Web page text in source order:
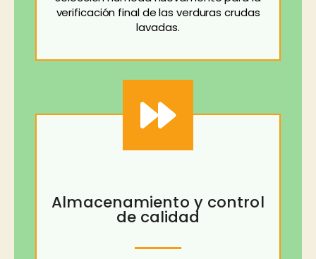
verificación final de las verduras crudas
lavadas.
Almacenamiento y control
de calidad